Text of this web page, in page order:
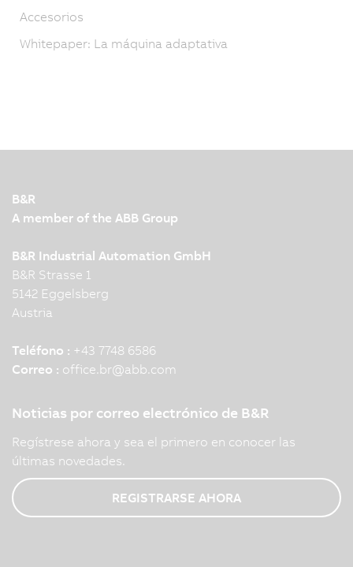
Accesorios
Whitepaper: La máquina adaptativa
B&R
A member of the ABB Group
B&R Industrial Automation GmbH
B&R Strasse 1
5142 Eggelsberg
Austria
Teléfono : +43 7748 6586
Correo : office.br@abb.com
Noticias por correo electrónico de B&R
Regístrese ahora y sea el primero en conocer las
últimas novedades.
REGISTRARSE AHORA